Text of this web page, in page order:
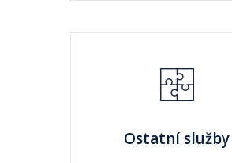
Ostatní služby